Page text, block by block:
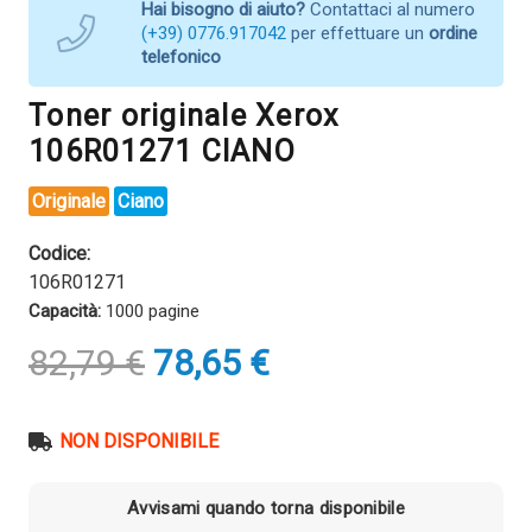
Hai bisogno di aiuto? Contattaci al numero
(+39) 0776.917042 per effettuare un ordine
telefonico
Toner originale Xerox
106R01271 CIANO
Originale Ciano
Codice:
106R01271
Capacità: 1000 pagine
82,79€ Il
prezzo
era:
78,65 €Il
prezzo
NON DISPONIBILE
Avvisami quando torna disponibile